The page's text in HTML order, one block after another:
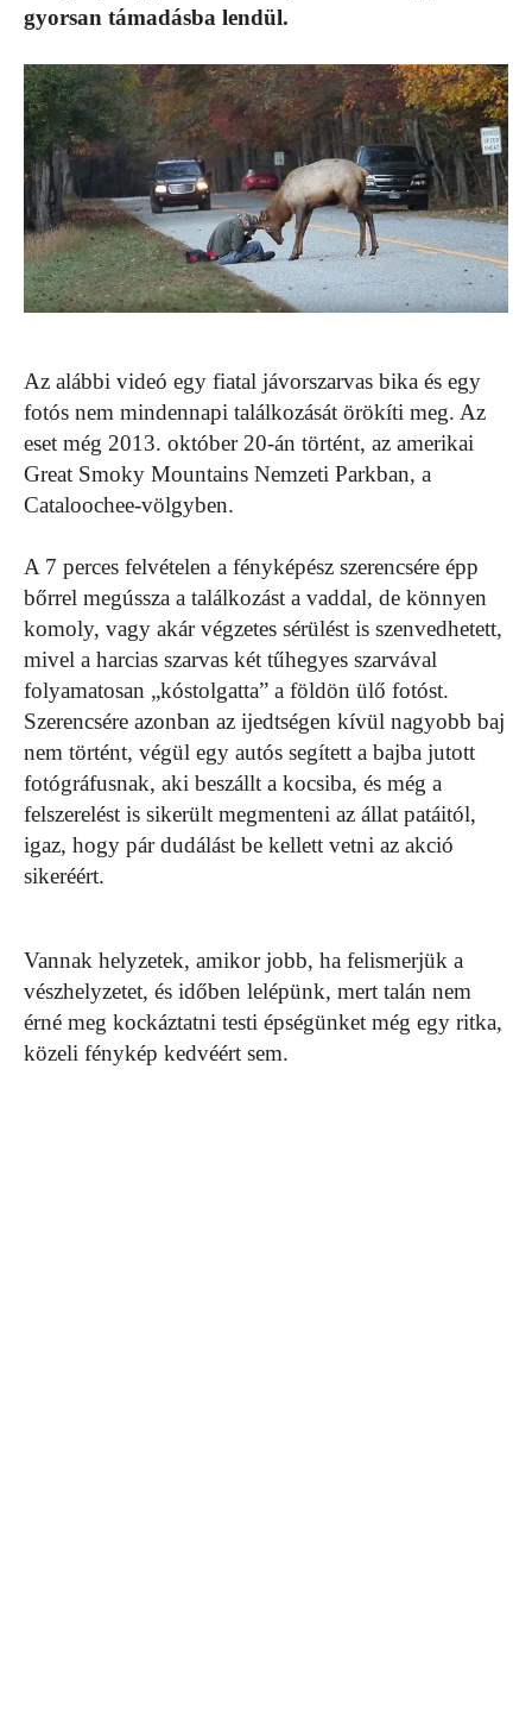
gyorsan támadásba lendül.
Az alábbi videó egy fiatal jávorszarvas bika és egy
fotós nem mindennapi találkozását örökíti meg. Az
eset még 2013. október 20-án történt, az amerikai
Great Smoky Mountains Nemzeti Parkban, a
Cataloochee-völgyben.
A 7 perces felvételen a fényképész szerencsére épp
bőrrel megússza a találkozást a vaddal, de könnyen
komoly, vagy akár végzetes sérülést is szenvedhetett,
mivel a harcias szarvas két tűhegyes szarvával
folyamatosan „kóstolgatta” a földön ülő fotóst.
Szerencsére azonban az ijedtségen kívül nagyobb baj
nem történt, végül egy autós segített a bajba jutott
fotógráfusnak, aki beszállt a kocsiba, és még a
felszerelést is sikerült megmenteni az állat patáitól,
igaz, hogy pár dudálást be kellett vetni az akció
sikeréért.
Vannak helyzetek, amikor jobb, ha felismerjük a
vészhelyzetet, és időben lelépünk, mert talán nem
érné meg kockáztatni testi épségünket még egy ritka,
közeli fénykép kedvéért sem.